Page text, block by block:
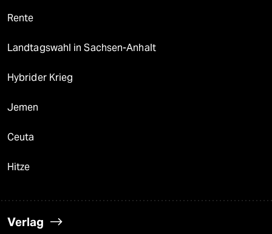
Rente
Landtagswahl in Sachsen-Anhalt
Hybrider Krieg
Jemen
Ceuta
Hitze
Verlag